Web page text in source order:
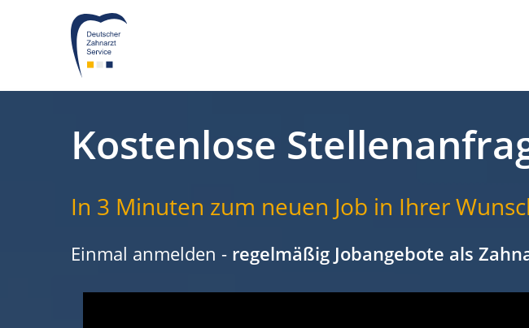
Kostenlose
In 3 Minuten zum neuen Job in Ihrer
Einmal anmelden - regelmäßig Jobangebote als